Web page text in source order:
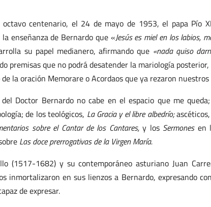
centenario, el 24 de mayo de 1953, el papa Pío
enseñanza de Bernardo que «Jesús es miel en los labios,
su papel medianero, afirmando que «nada quiso
premisas que no podrá desatender la mariología
la oración Memorare o Acordaos que ya rezaron nuestros
Doctor Bernardo no cabe en el espacio que me
de los teológicos, La Gracia y el libre albedrío;ascéticos,
sobre el Cantar de los Cantares,y los Sermones en
Las doce prerrogativas de la Virgen María.
(1517-1682) y su contemporáneo asturiano Juan
inmortalizaron en sus lienzos a Bernardo, expresando
de expresar.